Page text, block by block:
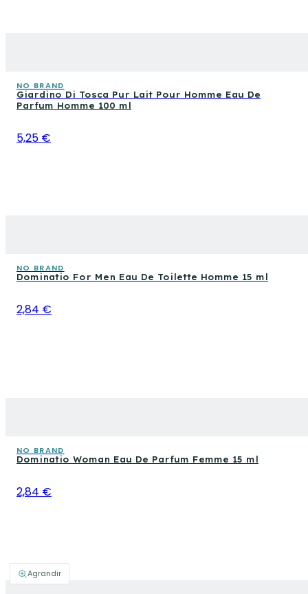
Agrandir
NO BRAND
Giardino Di Tosca Pur Lait Pour Homme Eau De
Parfum Homme 100 ml
5,25 €
NO BRAND
Dominatio For Men Eau De Toilette Homme 15 ml
2,84 €
NO BRAND
Dominatio Woman Eau De Parfum Femme 15 ml
2,84 €